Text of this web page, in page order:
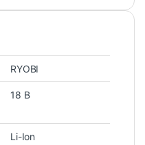
RYOBI
18 В
Li-Ion